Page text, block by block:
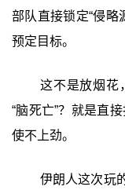
部队直接锁定“侵
预定目标。
这不是放烟花
“脑死亡”？就是直
使不上劲。
伊朗人这次玩